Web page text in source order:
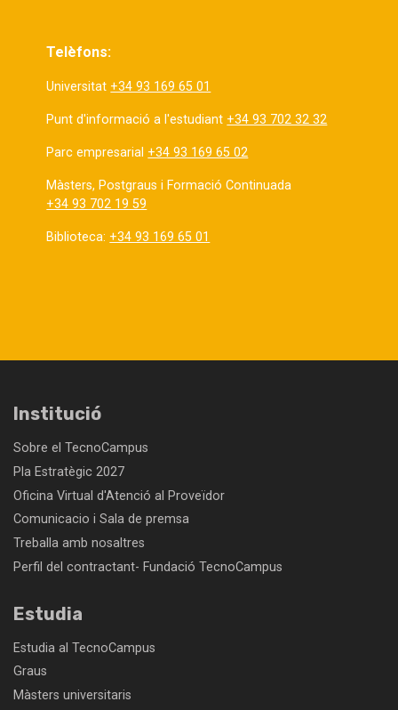
Telèfons:
Universitat +34 93 169 65 01
Punt d'informació a l'estudiant +34 93 702 32 32
Parc empresarial +34 93 169 65 02
Màsters, Postgraus i Formació Continuada
+34 93 702 19 59
Biblioteca: +34 93 169 65 01
Institució
Sobre el TecnoCampus
Pla Estratègic 2027
Oficina Virtual d'Atenció al Proveïdor
Comunicacio i Sala de premsa
Treballa amb nosaltres
Perfil del contractant- Fundació TecnoCampus
Estudia
Estudia al TecnoCampus
Graus
Màsters universitaris